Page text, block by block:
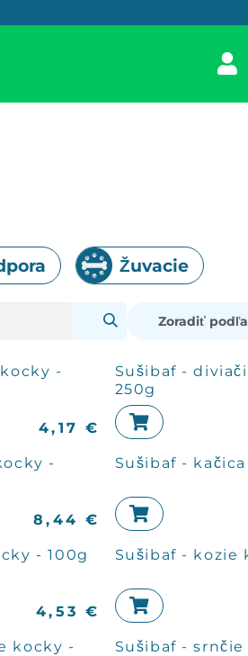
Žuvacie
Zoradiť
-
4,17 €
Sušibaf -
250g
-
8,44 €
Sušibaf -
- 100g
4,53 €
Sušibaf - kozie
kocky -
Sušibaf -